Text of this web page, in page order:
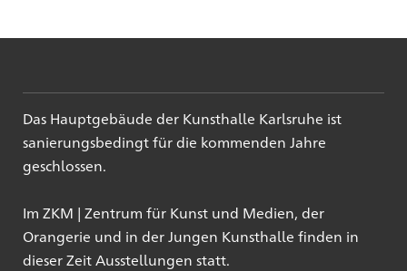
Das Hauptgebäude der Kunsthalle Karlsruhe ist
sanierungsbedingt für die kommenden Jahre
geschlossen.
Im ZKM | Zentrum für Kunst und Medien, der
Orangerie und in der Jungen Kunsthalle finden in
dieser Zeit Ausstellungen statt.